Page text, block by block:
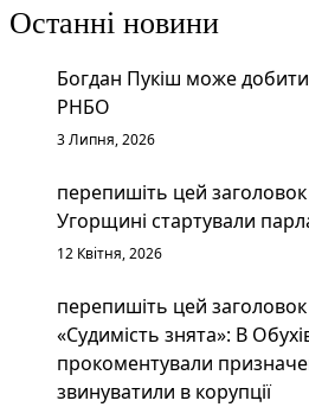
Останні новини
Богдан Пукіш може
РНБО
3 Липня, 2026
перепишіть цей
Угорщині стартували
12 Квітня, 2026
перепишіть цей
«Судимість знята»: В
прокоментували
звинуватили в корупції